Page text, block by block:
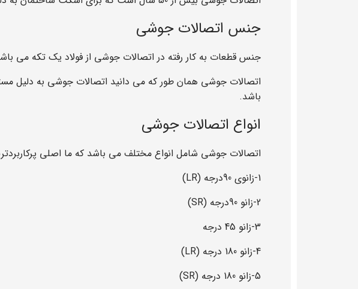
جنس اتصالات جوشی
جنس قطعات به کار رفته در اتصالات جوشی از فولاد یک تکه می
اتصالات جوشی همان طور که می دانید اتصالات جوشی به دلیل
باشد.
انواع اتصالات جوشی
اتصالات جوشی شامل انواع مختلف می باشد که ما اصلی
1-زانوی 90درجه (LR)
2-زانو 90درجه (SR)
3-زانو 45 درجه
4-زانو 180 درجه (LR)
5-زانو 180 درجه (SR)